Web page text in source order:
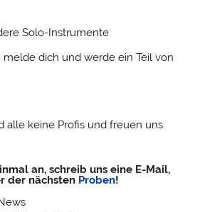
Solo-Instrumente
melde dich und werde ein Teil von
alle keine Profis und freuen uns
an, schreib uns eine E-Mail,
der nächsten Proben!